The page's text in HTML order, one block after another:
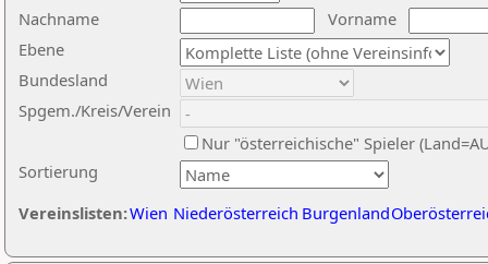
Nachname
Vorname
Ebene
Sortierung
Bundesland
Spgem./Kreis/Verein
Nur "österreichische" Spieler
Vereinslisten:Wien Niederösterreich Burgenland